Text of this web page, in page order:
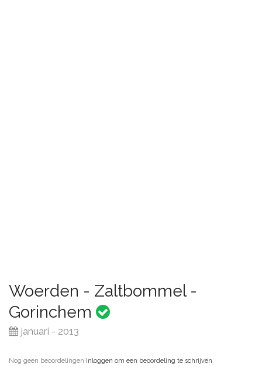
Woerden - Zaltbommel -
Gorinchem
januari - 2013
Nog geen beoordelingen·Inloggen om een beoordeling te schrijven